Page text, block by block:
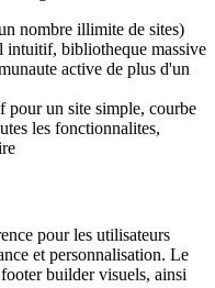
nombre illimite de sites)
intuitif, bibliotheque massive
active de plus d'un
pour un site simple, courbe
les fonctionnalites,
pour les utilisateurs
et personnalisation. Le
builder visuels, ainsi